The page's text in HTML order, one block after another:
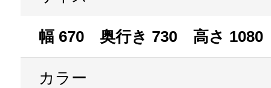
幅 670 奥行き 730 高さ 1080
カラー